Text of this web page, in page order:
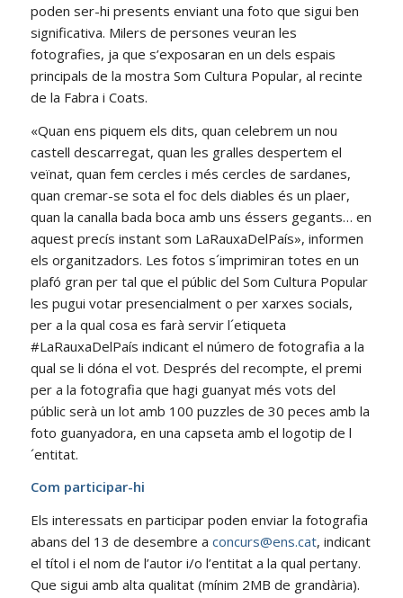
poden ser-hi presents enviant una foto que sigui ben
significativa. Milers de persones veuran les
fotografies, ja que s’exposaran en un dels espais
principals de la mostra Som Cultura Popular, al recinte
de la Fabra i Coats.
«Quan ens piquem els dits, quan celebrem un nou
castell descarregat, quan les gralles despertem el
veïnat, quan fem cercles i més cercles de sardanes,
quan cremar-se sota el foc dels diables és un plaer,
quan la canalla bada boca amb uns éssers gegants… en
aquest precís instant som LaRauxaDelPaís», informen
els organitzadors. Les fotos s´imprimiran totes en un
plafó gran per tal que el públic del Som Cultura Popular
les pugui votar presencialment o per xarxes socials,
per a la qual cosa es farà servir l´etiqueta
#LaRauxaDelPaís indicant el número de fotografia a la
qual se li dóna el vot. Després del recompte, el premi
per a la fotografia que hagi guanyat més vots del
públic serà un lot amb 100 puzzles de 30 peces amb la
foto guanyadora, en una capseta amb el logotip de l
´entitat.
Com participar-hi
Els interessats en participar poden enviar la fotografia
abans del 13 de desembre a concurs@ens.cat, indicant
el títol i el nom de l’autor i/o l’entitat a la qual pertany.
Que sigui amb alta qualitat (mínim 2MB de grandària).